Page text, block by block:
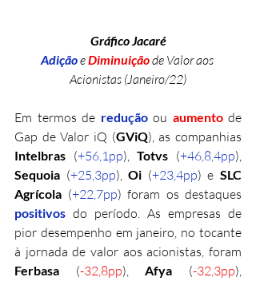
Gráfico Jacaré
Adiçãoe Diminuição de Valor aos
Acionistas (Janeiro/22)
Em termos de redução ou aumento de
Gap de Valor iQ (GViQ
Intelbras (+56,1pp), Totvs (+46,8,4pp
Sequoia (+25,3pp), Oi (+23,4pp) e SLC
Agrícola (+22,7pp) foram os destaques
positivos do período. As empresas de
pior desempenho em janeiro, no tocante
Ferbasa (-32,8pp), Afya (-32,3pp